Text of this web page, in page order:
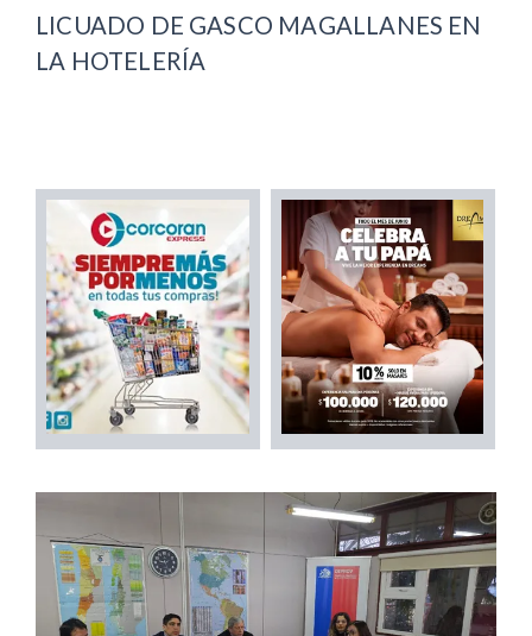
LICUADO DE GASCO MAGALLANES EN
LA HOTELERÍA